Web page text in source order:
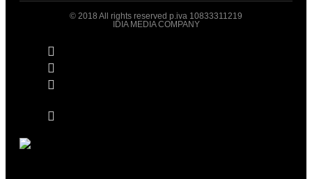
© 2018 All rights reserved p.iva 10833311219
IDIA MEDIA COMPANY